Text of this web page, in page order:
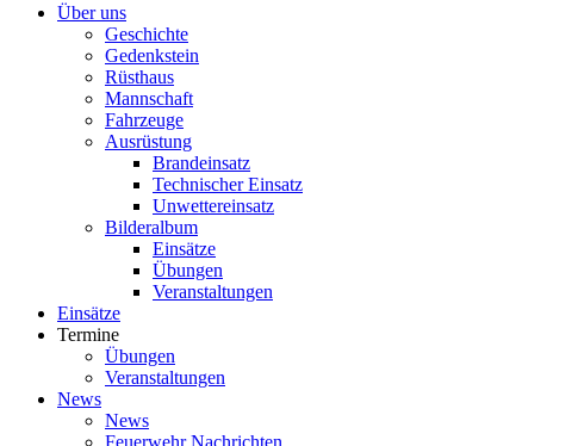
Über uns
Geschichte
Gedenkstein
Rüsthaus
Mannschaft
Fahrzeuge
Ausrüstung
Brandeinsatz
Technischer Einsatz
Unwettereinsatz
Bilderalbum
Einsätze
Übungen
Veranstaltungen
Einsätze
Termine
Übungen
Veranstaltungen
News
News
Feuerwehr Nachrichten